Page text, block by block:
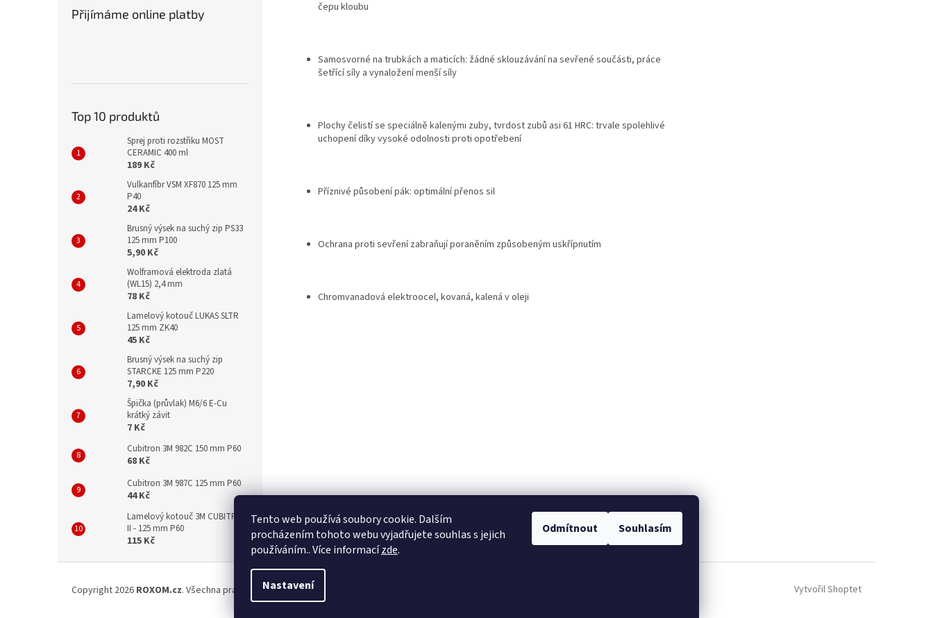
Tento web používá soubory cookie. Dalším
procházením tohoto webu vyjadřujete souhlas s jejich
používáním.. Více informacízde.
Nastavení
Odmítnout Souhlasím
Přijímáme online platby
Top 10 produktů
Sprej proti rozstřiku MOST
CERAMIC 400 ml
189 Kč
Vulkanfíbr VSM XF870 125 mm
P40
24 Kč
Brusný výsek na suchý zip PS33
125 mm P100
5,90 Kč
Wolframová elektroda zlatá
(WL15) 2,4 mm
78 Kč
Lamelový kotouč LUKAS SLTR
125 mm ZK40
45 Kč
Brusný výsek na suchý zip
STARCKE 125 mm P220
7,90 Kč
Špička (průvlak) M6/6 E-Cu
krátký závit
7 Kč
Cubitron 3M 982C 150 mm P60
68 Kč
Cubitron 3M 987C 125 mm P60
44 Kč
Lamelový kotouč 3M CUBITRON
II - 125 mm P60
115 Kč
čepu kloubu
Samosvorné na trubkách a maticích: žádné sklouzávání na sevřené součásti, práce
šetřící síly a vynaložení menší síly
Plochy čelistí se speciálně kalenými zuby, tvrdost zubů asi 61 HRC: trvale spolehlivé
uchopení díky vysoké odolnosti proti opotřebení
Příznivé působení pák: optimální přenos sil
Ochrana proti sevření zabraňují poraněním způsobeným uskřípnutím
Chromvanadová elektroocel, kovaná, kalená v oleji
Vytvořil Shoptet
Copyright 2026 ROXOM.cz. Všechna práva vyhrazena.Upravit nastavení cookies